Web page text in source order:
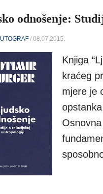
odnošenje:
/ 08.07.2015.
Knjiga
kraćeg
mjere je